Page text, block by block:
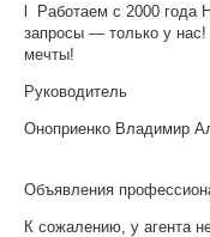
l Работаем с 2000 года
запросы — только у
мечты!
Руководитель
Оноприенко Владимир
Объявления
К сожалению, у агента